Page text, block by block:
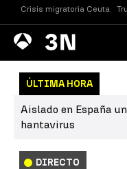
Crisis migratoria Ceuta
Antena
3 Noticias
ÚLTIMA HORA
Aislado en España
hantavirus
DIRECTO